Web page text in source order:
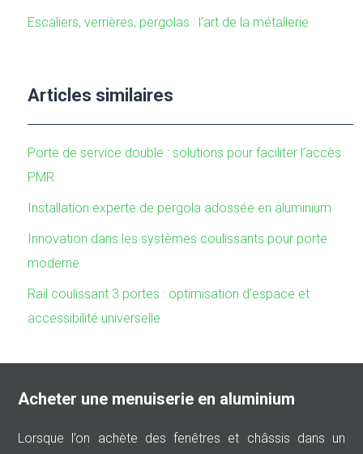
Escaliers, verrières, pergolas : l’art de la métallerie
Articles similaires
Porte de service double : solutions pour faciliter l’accès
PMR
Installation experte de pergola adossée en aluminium
Innovation dans les systèmes coulissants pour porte
moderne
Rail coulissant 3 portes : optimisation d’espace et
accessibilité universelle
Acheter une menuiserie en aluminium
Lorsque l’on achète des fenêtres et châssis dans un